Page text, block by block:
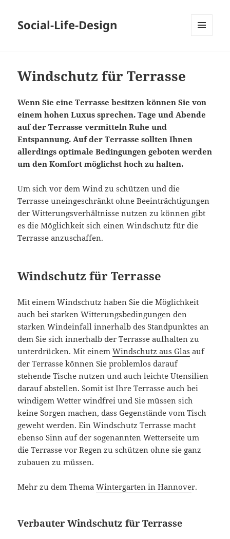
Social-Life-Design
Windschutz für Terrasse
Wenn Sie eine Terrasse besitzen können Sie von
einem hohen Luxus sprechen. Tage und Abende
auf der Terrasse vermitteln Ruhe und
Entspannung. Auf der Terrasse sollten Ihnen
allerdings optimale Bedingungen geboten werden
um den Komfort möglichst hoch zu halten.
Um sich vor dem Wind zu schützen und die
Terrasse uneingeschränkt ohne Beeinträchtigungen
der Witterungsverhältnisse nutzen zu können gibt
es die Möglichkeit sich einen Windschutz für die
Terrasse anzuschaffen.
Windschutz für Terrasse
Mit einem Windschutz haben Sie die Möglichkeit
auch bei starken Witterungsbedingungen den
starken Windeinfall innerhalb des Standpunktes an
dem Sie sich innerhalb der Terrasse aufhalten zu
unterdrücken. Mit einemWindschutz aus Glas auf
der Terrasse können Sie problemlos darauf
stehende Tische nutzen und auch leichte Utensilien
darauf abstellen. Somit ist Ihre Terrasse auch bei
windigem Wetter windfrei und Sie müssen sich
keine Sorgen machen, dass Gegenstände vom Tisch
geweht werden. Ein Windschutz Terrasse macht
ebenso Sinn auf der sogenannten Wetterseite um
die Terrasse vor Regen zu schützen ohne sie ganz
zubauen zu müssen.
Mehr zu dem ThemaWintergarten in Hannover.
Verbauter Windschutz für Terrasse